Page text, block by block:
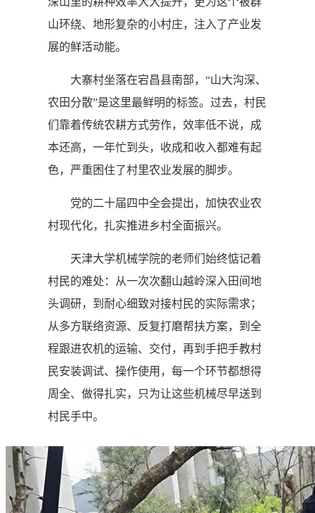
山环绕、地形复杂的小村庄，注入了产业发
展的鲜活动能。
大寨村坐落在宕昌县南部，“山大沟深、
农田分散”是这里最鲜明的标签。过去，村民
们靠着传统农耕方式劳作，效率低不说，成
本还高，一年忙到头，收成和收入都难有起
色，严重困住了村里农业发展的脚步。
党的二十届四中全会提出，加快农业农
村现代化，扎实推进乡村全面振兴。
天津大学机械学院的老师们始终惦记着
村民的难处：从一次次翻山越岭深入田间地
头调研，到耐心细致对接村民的实际需求；
从多方联络资源、反复打磨帮扶方案，到全
程跟进农机的运输、交付，再到手把手教村
民安装调试、操作使用，每一个环节都想得
周全、做得扎实，只为让这些机械尽早送到
村民手中。